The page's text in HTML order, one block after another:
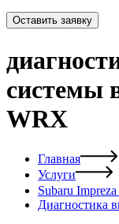
Оставить заявку
системы
WRX
Главная
Услуги
Subaru
Диагностика